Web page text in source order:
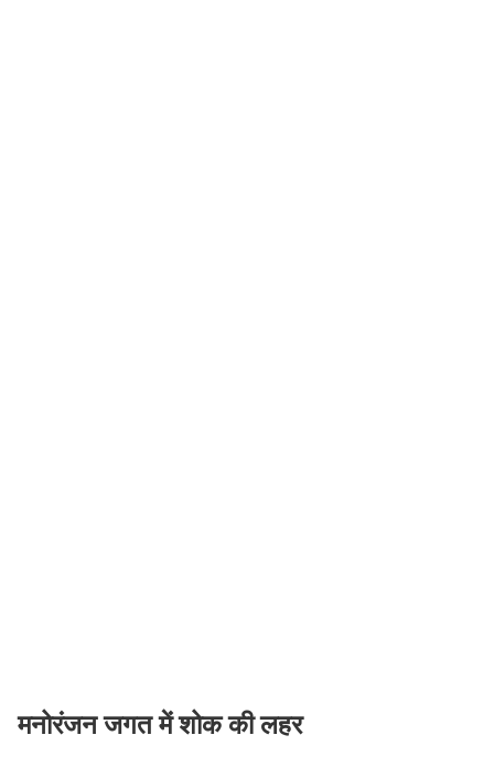
मनोरंजन जगत में शोक की लहर